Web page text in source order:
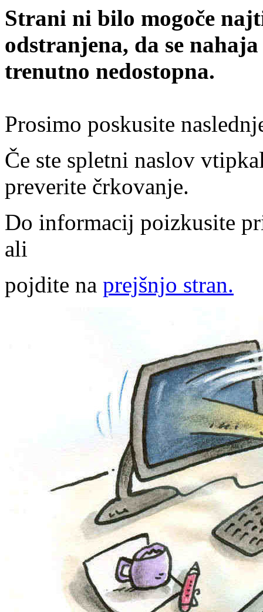
Strani ni bilo mogoče
odstranjena, da se
trenutno nedostopna.
Prosimo poskusite
Če ste spletni naslov
preverite črkovanje.
Do informacij poizkusite
ali
pojdite na prejšnjo stran.